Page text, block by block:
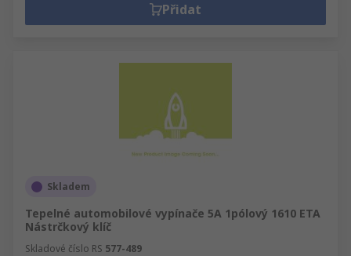
Přidat
Skladem
Tepelné automobilové vypínače 5A 1pólový 1610 ETA
Nástrčkový klíč
Skladové číslo RS 577-489